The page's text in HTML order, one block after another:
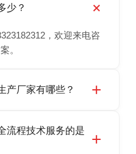
少？
，欢迎来电咨
。
产厂家有哪些？
铅芯、LNR 天然、
摆隔震支座，资质齐
流程技术服务的是